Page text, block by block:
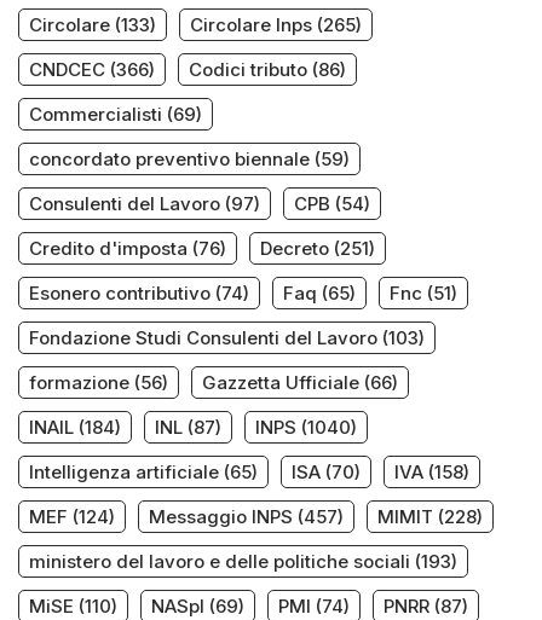
Circolare (133) Circolare Inps (265)
CNDCEC (366) Codici tributo (86)
Commercialisti (69)
concordato preventivo biennale (59)
Consulenti del Lavoro (97) CPB (54)
Credito d'imposta (76) Decreto (251)
Esonero contributivo (74) Faq (65) Fnc (51)
Fondazione Studi Consulenti del Lavoro (103)
formazione (56) Gazzetta Ufficiale (66)
INAIL (184) INL (87) INPS (1040)
Intelligenza artificiale (65) ISA (70) IVA (158)
MEF (124) Messaggio INPS (457) MIMIT (228)
ministero del lavoro e delle politiche sociali (193)
MiSE (110) NASpI (69) PMI (74) PNRR (87)